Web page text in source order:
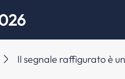
Il segnale raffigurato è